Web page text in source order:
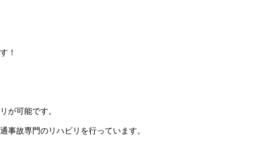
！
が可能です。
事故専門のリハビリを行っています。